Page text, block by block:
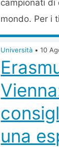
campionati di
mondo. Per i
Università • 10
una